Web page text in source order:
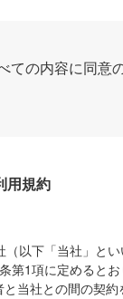
ての内容に同意
用規約
以下「当社」と
第1項に定めると
当社との間の契約